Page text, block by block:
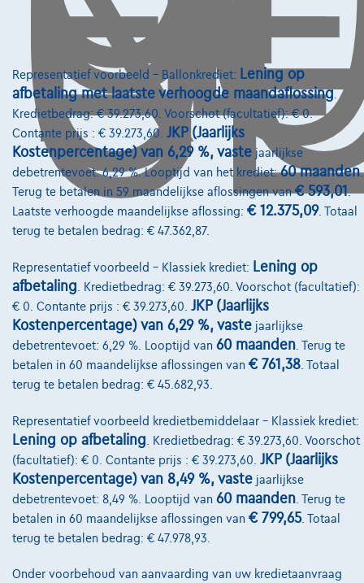
Mercedes-Benz C 200
C 200 MHE Benzine Aut-AMG Pack-Nav-HLeder-Pano-Led-360c-Keyless-
10/2021
76.359 km Hybride Automaat 135 kW ( 184 PK )
Vanaf€546,86 /maand met een laatste
maandaflossing van€7.671,61
Ontdek het volledige cijfervoorbeeld
GMA Cars
Vergelijk
Bekijk wagen
Representatief voorbeeld – Ballonkrediet: Lening op
afbetaling met laatste verhoogde maandaflossing
Kredietbedrag: € 39.273,60. Voorschot (facultatief): € 0.
Contante prijs : € 39.273,60. JKP (Jaarlijks
Kostenpercentage) van 6,29 %, vaste jaarlijkse
debetrentevoet: 6,29 %. Looptijd van het krediet:60 maanden.
Terug te betalen in 59 maandelijkse aflossingen van€ 593,01.
Laatste verhoogde maandelijkse aflossing: € 12.375,09. Totaal
terug te betalen bedrag: € 47.362,87.
Representatief voorbeeld – Klassiek krediet: Lening op
afbetaling . Kredietbedrag: € 39.273,60. Voorschot (facultatief):
€ 0. Contante prijs : € 39.273,60. JKP (Jaarlijks
Kostenpercentage) van 6,29 %, vaste jaarlijkse
debetrentevoet: 6,29 %. Looptijd van 60 maanden . Terug te
betalen in 60 maandelijkse aflossingen van € 761,38 . Totaal
terug te betalen bedrag: € 45.682,93.
Representatief voorbeeld kredietbemiddelaar – Klassiek krediet:
Lening op afbetaling . Kredietbedrag: € 39.273,60. Voorschot
(facultatief): € 0. Contante prijs : € 39.273,60. JKP (Jaarlijks
Kostenpercentage) van 8,49 %, vaste jaarlijkse
debetrentevoet: 8,49 %. Looptijd van 60 maanden . Terug te
betalen in 60 maandelijkse aflossingen van € 799,65. Totaal
terug te betalen bedrag: € 47.978,93.
Onder voorbehoud van aanvaarding van uw kredietaanvraag